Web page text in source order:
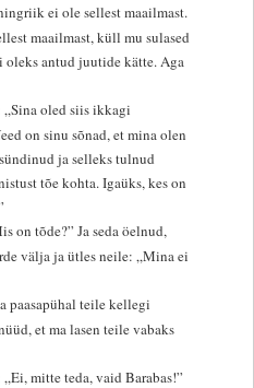
ei ole sellest maailmast.
maailmast, küll mu sulased
antud juutide kätte. Aga
oled siis ikkagi
on sinu sõnad, et mina olen
ja selleks tulnud
tõe kohta. Igaüks, kes on
on tõde?” Ja seda öelnud,
välja ja ütles neile: „Mina ei
paasapühal teile kellegi
et ma lasen teile vabaks
mitte teda, vaid Barabas!”